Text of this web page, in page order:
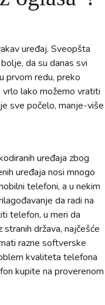
uređaj. Sveopšta
da su danas svi
prvom redu, preko
vrlo lako možemo vratiti
sve počelo, manje-više
uređaja zbog
uređaja nosi mnogo
telefoni, a u nekim
da radi na
telefon, u meri da
država, najčešće
razne softverske
kvaliteta telefona
kupite na proverenom